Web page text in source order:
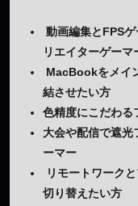
動画編集とFPS
リエイターゲーマ
MacBookをメイ
結させたい方
色精度にこだわる
大会や配信で遮光
ーマー
リモートワーク
切り替えたい方